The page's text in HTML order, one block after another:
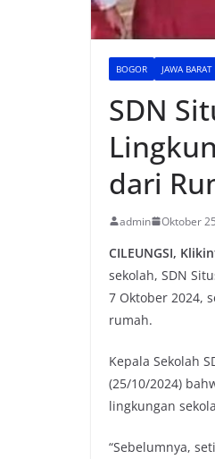
BOGOR JAWA BARAT
SDN
dari
admin Oktober
CILEUNGSI,
sekolah, SDN
7 Oktober 2024,
rumah.
Kepala Sekolah
(25/10/2024)
lingkungan
“Sebelumnya,